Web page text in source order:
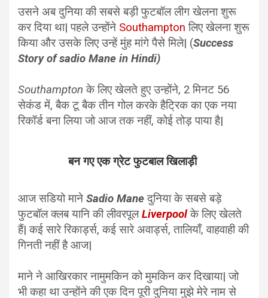
उसने अब दुनिया की सबसे बड़ी फुटबॉल लीग खेलना शुरू
कर दिया था| पहले उन्होंने Southampton लिए खेलना शुरू
किया और उसके लिए उन्हें मुंह मांगे पैसे मिले| (Success
Story of sadio Mane in Hindi)
Southamptonके लिए खेलते हुए उन्होंने, 2 मिनट 56
सेकंड में, बैक टू बैक तीन गोल करके हैट्रिक का एक नया
रिकॉर्ड बना लिया जो आज तक नहीं, कोई तोड़ पाया है|
बन गए एक ग्रेट फुटबाल खिलाड़ी
आज सडियो माने Sadio Maneदुनिया के सबसे बड़े
फुटबॉल क्लब यानि की लीवरपूलLiverpool के लिए खेलते
हैं| कई सारे रिकार्ड्स, कई सारे अवार्ड्स, तालियाँ, वाहवाही की
गिनती नहीं है आज|
माने ने आखिरकार नामुमकिन को मुमकिन कर दिखाया| जो
भी कहा था उन्होंने की एक दिन पूरी दुनिया मुझे मेरे नाम से